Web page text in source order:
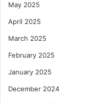
May 2025
April 2025
March 2025
February 2025
January 2025
December 2024